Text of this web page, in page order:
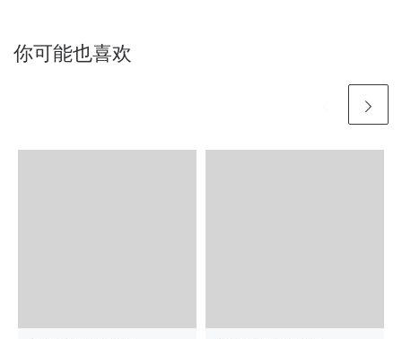
你可能也喜欢